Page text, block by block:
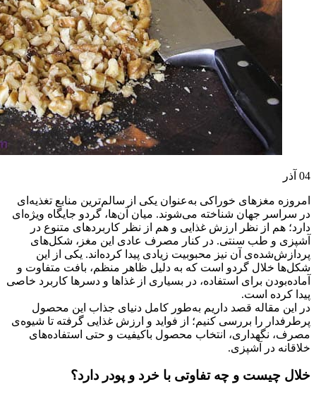
04 آذر
امروزه مغزهای خوراکی به‌عنوان یکی از سالم‌ترین منابع تغذیه‌ای
در سراسر جهان شناخته می‌شوند. میان آن‌ها، گردو جایگاه ویژه‌ای
دارد؛ هم از نظر ارزش غذایی و هم از نظر کاربردهای متنوع در
آشپزی و طب سنتی. در کنار مصرف عادی این مغز، شکل‌های
پردازش‌شده‌ی آن نیز محبوبیت زیادی پیدا کرده‌اند. یکی از این
شکل‌ها خلال گردو است که به دلیل ظاهر منظم، بافت متفاوت و
آماده‌بودن برای استفاده، در بسیاری از غذاها و دسرها کاربرد خاصی
پیدا کرده است.
در این مقاله قصد داریم به‌طور کامل دنیای جذاب این محصول
پرطرفدار را بررسی کنیم؛ از فواید و ارزش غذایی گرفته تا شیوه‌ی
مصرف، نگهداری، انتخاب محصول باکیفیت و حتی استفاده‌های
خلاقانه در آشپزی.
خلال چیست و چه تفاوتی با خرد و پودر دارد؟